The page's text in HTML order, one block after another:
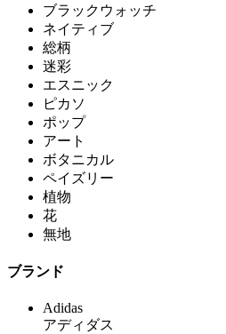
ブラックウォッチ
ネイティブ
総柄
迷彩
エスニック
ピカソ
ポップ
アート
ボタニカル
ペイズリー
植物
花
無地
ブランド
Adidas
アディダス